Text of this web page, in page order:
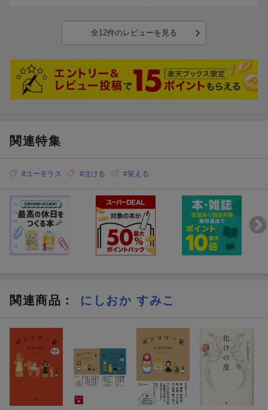
全12件のレビューを見る
関連特集
#ユーモラス #泣ける #笑える
関連商品 ： にしおか すみこ